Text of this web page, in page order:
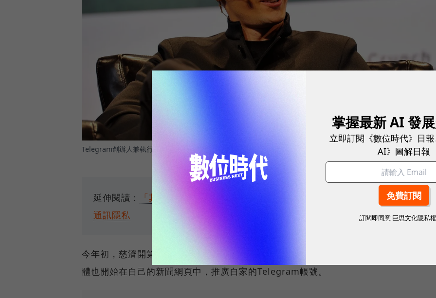
Telegram創辦人兼執行長Pavel Durov。 圖／ TechCrunch Disrupt SF 2015: Day One via Flickr, CC by 2.0
延伸閱讀：
「其實每個人都被監視。」Telegram創辦人寧願放棄公司，也要捍衛
通訊隱私
今年初，慈濟開第一槍放棄LINE 2.0轉戰Telegram，從那時起討論度逐漸攀升，許多
體也開始在自己的新聞網頁中，推廣自家的Telegram帳號。
掌握最新 AI 發
立即訂閱《數位時代》日
AI》圖解日報
訂閱即同意 巨思文化隱私